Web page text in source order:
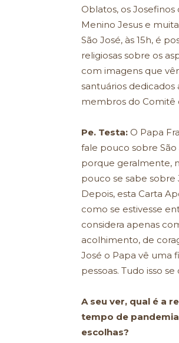
Oblatos, os Josefinos
Menino Jesus e
São José, às 15h, é
religiosas sobre os
com imagens que
santuários dedicados
membros do Comitê
Pe. Testa: O Papa
fale pouco sobre São
porque geralmente,
pouco se sabe sobre
Depois, esta Carta
como se estivesse
considera apenas
acolhimento, de
José o Papa vê uma
pessoas. Tudo isso
A seu ver, qual é a
tempo de
escolhas?